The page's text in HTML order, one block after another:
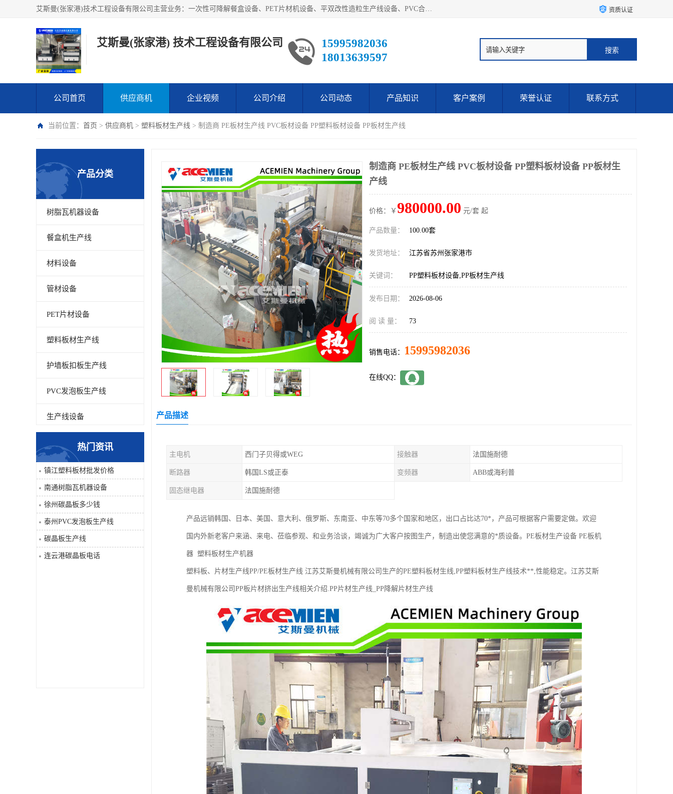
艾斯曼(张家港)技术工程设备有限公司主营业务：一次性可降解餐盒设备、PET片材机设备、平双改性造粒生产线设备、PVC合成树脂瓦设备、PP中空建筑模板设备、PVC管材设备等。成立至今，在国内我们的产品已经销售到全国所有省份，拥有多家客户，在国外产品出口到五十多个国家和地区。 资质认证
艾斯曼(张家港) 技术工程设备有限公司
15995982036
18013639597
公司首页 供应商机 企业视频 公司介绍 公司动态 产品知识 客户案例 荣誉认证 联系方式
当前位置： 首页 > 供应商机 > 塑料板材生产线 > 制造商 PE板材生产线 PVC板材设备 PP塑料板材设备 PP板材生产线
产品分类
树脂瓦机器设备
餐盒机生产线
材料设备
管材设备
PET片材设备
塑料板材生产线
护墙板扣板生产线
PVC发泡板生产线
生产线设备
碳晶板生产线
PVC仿大理石板生产线
热门资讯
镇江塑料板材批发价格
南通树脂瓦机器设备
徐州碳晶板多少钱
泰州PVC发泡板生产线
碳晶板生产线
连云港碳晶板电话
制造商 PE板材生产线 PVC板材设备 PP塑料板材设备 PP板材生
产线
价格：￥ 980000.00 元/套 起
产品数量： 100.00套
发货地址： 江苏省苏州张家港市
关键词： PP塑料板材设备,PP板材生产线
发布日期： 2026-08-06
阅 读 量： 73
销售电话： 15995982036
在线QQ：
产品描述
主电机 西门子贝得或WEG 接触器 法国施耐德
断路器 韩国LS或正泰 变频器 ABB或海利普
固态继电器 法国施耐德
产品远销韩国、日本、美国、意大利、俄罗斯、东南亚、中东等70多个国家和地区，出口占比达70*，产品可根据客户需要定做。欢迎
国内外新老客户来涵、来电、莅临参观、和业务洽谈，竭诚为广大客户按图生产，制造出使您满意的*质设备。PE板材生产设备 PE板机
器 塑料板材生产机器
塑料板、片材生产线PP/PE板材生产线 江苏艾斯曼机械有限公司生产的PE塑料板材生线,PP塑料板材生产线技术**,性能稳定。江苏艾斯
曼机械有限公司PP板片材挤出生产线相关介绍.PP片材生产线_PP降解片材生产线